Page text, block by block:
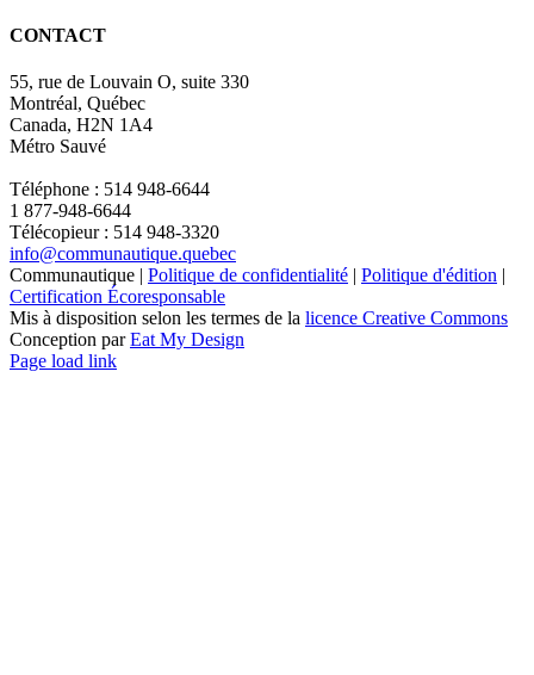
CONTACT
55, rue de Louvain O, suite 330
Montréal, Québec
Canada, H2N 1A4
Métro Sauvé
Téléphone : 514 948-6644
1 877-948-6644
Télécopieur : 514 948-3320
info@communautique.quebec
Communautique | Politique de confidentialité | Politique d'édition |
Certification Écoresponsable
Mis à disposition selon les termes de la licence Creative Commons
Conception parEat My Design
Facebook
YouTube
LinkedIn
Email
Page load link